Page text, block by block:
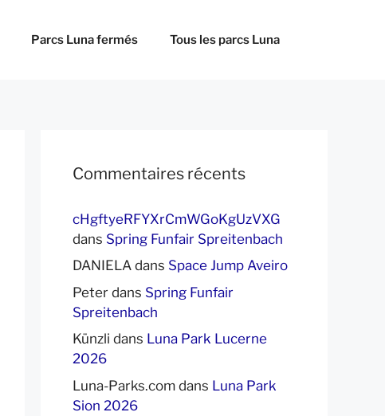
Parcs Luna fermés Tous les parcs Luna
Commentaires récents
cHgftyeRFYXrCmWGoKgUzVXG
dans Spring Funfair Spreitenbach
DANIELA dans Space Jump Aveiro
Peter dans Spring Funfair
Spreitenbach
Künzli dans Luna Park Lucerne
2026
Luna-Parks.com dans Luna Park
Sion 2026